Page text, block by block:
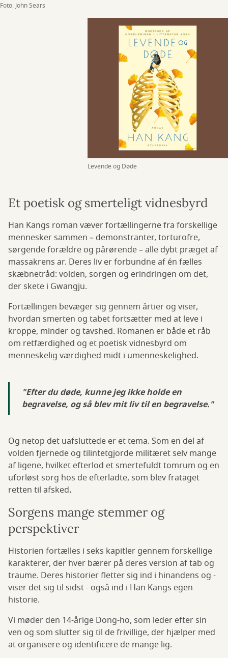
Foto: John Sears
Levende og Døde
Et poetisk og smerteligt vidnesbyrd
Han Kangs roman væver fortællingerne fra forskellige
mennesker sammen – demonstranter, torturofre,
sørgende forældre og pårørende – alle dybt præget af
massakrens ar. Deres liv er forbundne af én fælles
skæbnetråd: volden, sorgen og erindringen om det,
der skete i Gwangju.
Fortællingen bevæger sig gennem årtier og viser,
hvordan smerten og tabet fortsætter med at leve i
kroppe, minder og tavshed. Romanen er både et råb
om retfærdighed og et poetisk vidnesbyrd om
menneskelig værdighed midt i umenneskelighed.
"Efter du døde, kunne jeg ikke holde en
begravelse, og så blev mit liv til en begravelse."
Og netop det uafsluttede er et tema. Som en del af
volden fjernede og tilintetgjorde militæret selv mange
af ligene, hvilket efterlod et smertefuldt tomrum og en
uforløst sorg hos de efterladte, som blev frataget
retten til afsked.
Sorgens mange stemmer og
perspektiver
Historien fortælles i seks kapitler gennem forskellige
karakterer, der hver bærer på deres version af tab og
traume. Deres historier fletter sig ind i hinandens og -
viser det sig til sidst - også ind i Han Kangs egen
historie.
Vi møder den 14-årige Dong-ho, som leder efter sin
ven og som slutter sig til de frivillige, der hjælper med
at organisere og identificere de mange lig.